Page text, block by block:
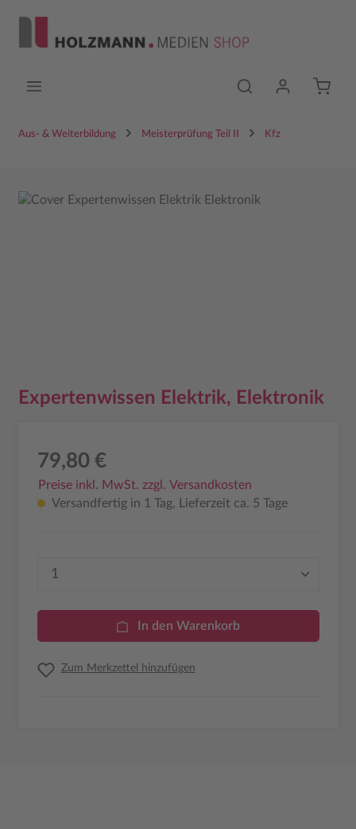
Aus- & Weiterbildung Meisterprüfung Teil II Kfz
Bildergalerie überspringen
Expertenwissen Elektrik, Elektronik
79,80 €
Preise inkl. MwSt. zzgl. Versandkosten
Versandfertig in 1 Tag, Lieferzeit ca. 5 Tage
Produkt Anzahl: Gib den gewünschten
In den Warenkorb
Zum Merkzettel hinzufügen